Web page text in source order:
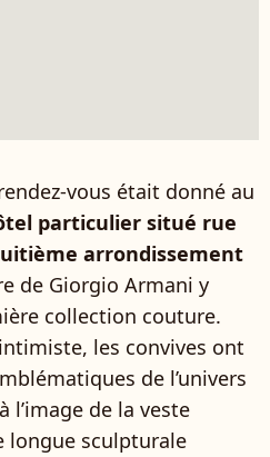
vous était donné au
particulier situé rue
arrondissement
de Giorgio Armani y
collection couture.
les convives ont
de l’univers
l’image de la veste
longue sculpturale